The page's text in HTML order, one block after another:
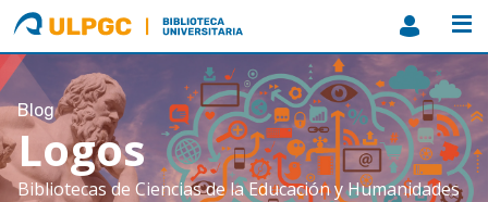
ULPGC
Biblioteca
ULPGC
Blog
Logos
Bibliotecas de Ciencias de la Educación y Humanidades